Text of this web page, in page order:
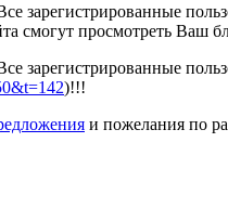
зарегистрированные
смогут просмотреть Ваш
зарегистрированные
)!!!
и пожелания по